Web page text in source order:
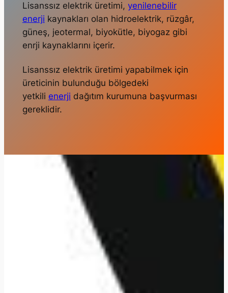
Lisanssız elektrik üretimi, yenilenebilir
enerji kaynakları olan hidroelektrik, rüzgâr,
güneş, jeotermal, biyokütle, biyogaz gibi
enrji kaynaklarını içerir.
Lisanssız elektrik üretimi yapabilmek için
üreticinin bulunduğu bölgedeki
yetkili enerji dağıtım kurumuna başvurması
gereklidir.